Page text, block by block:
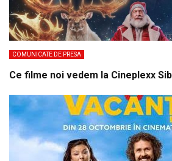
COMUNICATE DE PRESA
Ce filme noi vedem la Cineplexx